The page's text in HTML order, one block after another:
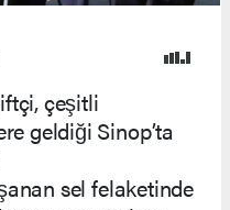
çeşitli
geldiği Sinop’ta
sel felaketinde